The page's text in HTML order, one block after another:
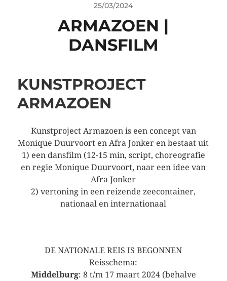
25/03/2024
ARMAZOEN |
DANSFILM
KUNSTPROJECT
ARMAZOEN
Kunstproject Armazoen is een concept van
Monique Duurvoort en Afra Jonker en bestaat uit
1) een dansfilm (12-15 min, script, choreografie
en regie Monique Duurvoort, naar een idee van
Afra Jonker
2) vertoning in een reizende zeecontainer,
nationaal en internationaal
DE NATIONALE REIS IS BEGONNEN
Reisschema:
Middelburg: 8 t/m 17 maart 2024 (behalve